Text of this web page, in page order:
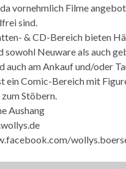
vornehmlich Filme
sind.
& CD-Bereich bieten
sowohl Neuware als auch
auch am Ankauf und/oder
ein Comic-Bereich mit
Stöbern.
Aushang